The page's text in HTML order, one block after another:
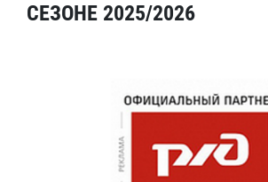
СЕЗОНЕ 2025/2026